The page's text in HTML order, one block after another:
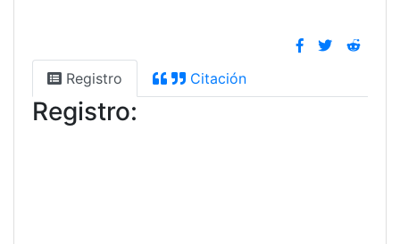
Registro Citación
Registro: